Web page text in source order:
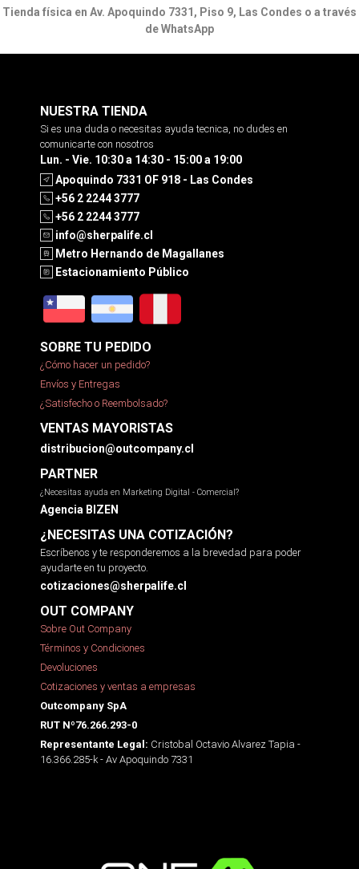
Tienda física en Av. Apoquindo 7331, Piso 9, Las Condes o a través
de WhatsApp
NUESTRA TIENDA
Si es una duda o necesitas ayuda tecnica, no dudes en
comunicarte con nosotros
Lun. - Vie. 10:30 a 14:30 - 15:00 a 19:00
Apoquindo 7331 OF 918 - Las Condes
+56 2 2244 3777
+56 2 2244 3777
info@sherpalife.cl
Metro Hernando de Magallanes
Estacionamiento Público
SOBRE TU PEDIDO
¿Cómo hacer un pedido?
Envíos y Entregas
¿Satisfecho o Reembolsado?
VENTAS MAYORISTAS
distribucion@outcompany.cl
PARTNER
¿Necesitas ayuda en Marketing Digital - Comercial?
Agencia BIZEN
¿NECESITAS UNA COTIZACIÓN?
Escríbenos y te responderemos a la brevedad para poder
ayudarte en tu proyecto.
cotizaciones@sherpalife.cl
OUT COMPANY
Sobre Out Company
Términos y Condiciones
Devoluciones
Cotizaciones y ventas a empresas
Outcompany SpA
RUT Nº76.266.293-0
Representante Legal: Cristobal Octavio Alvarez Tapia -
16.366.285-k - Av Apoquindo 7331